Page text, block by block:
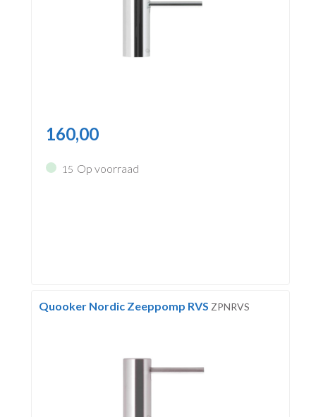
160,00
15 Op voorraad
Quooker Nordic Zeeppomp RVS ZPNRVS